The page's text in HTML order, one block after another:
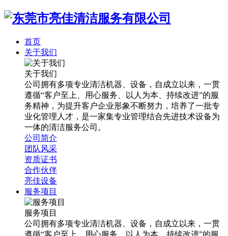
首页
关于我们
关于我们
公司拥有多项专业清洁机器、设备，自成立以来，一贯
遵循“客户至上、用心服务、以人为本、持续改进”的服
务精神，为提升客户企业形象不断努力，培养了一批专
业化管理人才，是一家集专业管理结合先进技术设备为
一体的清洁服务公司。
公司简介
团队风采
资质证书
合作伙伴
亮佳设备
服务项目
服务项目
公司拥有多项专业清洁机器、设备，自成立以来，一贯
遵循“客户至上、用心服务、以人为本、持续改进”的服